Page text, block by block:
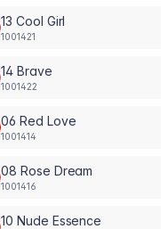
13 Cool Girl
1001421
14 Brave
1001422
06 Red Love
1001414
08 Rose Dream
1001416
10 Nude Essence